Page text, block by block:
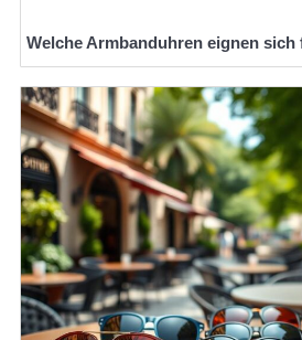
Welche Armbanduhren eignen sich